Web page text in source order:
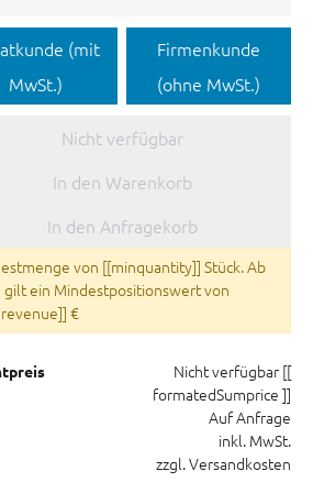
(mit
MwSt.)
Firmenkunde
(ohne MwSt.)
Nicht verfügbar
In den Warenkorb
In den Anfragekorb
von [[minquantity]] Stück. Ab
gilt ein Mindestpositionswert von
€
Nicht verfügbar [[
formatedSumprice ]]
Auf Anfrage
inkl. MwSt.
zzgl. Versandkosten